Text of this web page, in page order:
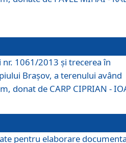
1061/2013 şi trecerea în
Braşov, a terenului având
donat de CARP CIPRIAN -
pentru elaborare